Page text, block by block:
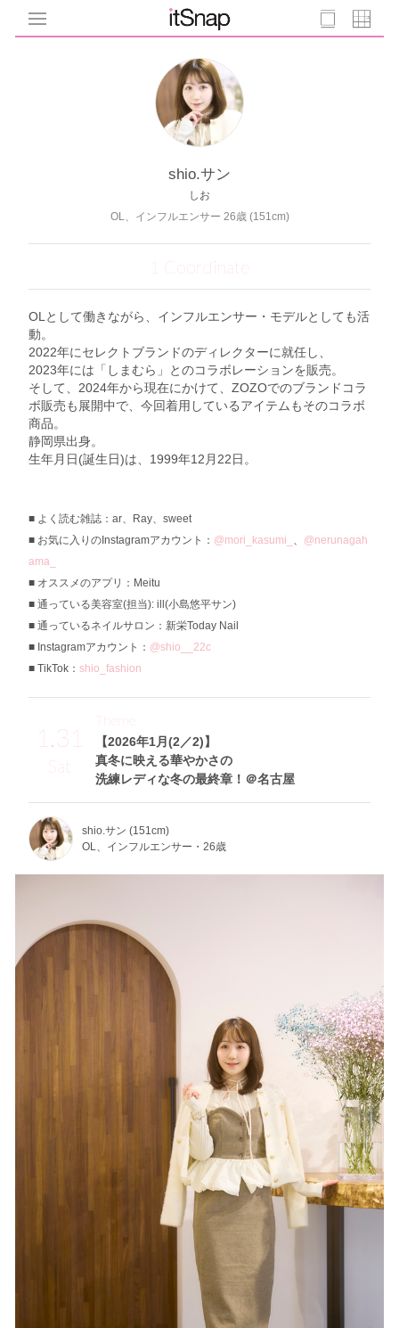
shio.サン
しお
OL、インフルエンサー 26歳 (151cm)
1 Coordinate
OLとして働きながら、インフルエンサー・モデルとしても活
動。
2022年にセレクトブランドのディレクターに就任し、
2023年には「しまむら」とのコラボレーションを販売。
そして、2024年から現在にかけて、ZOZOでのブランドコラ
ボ販売も展開中で、今回着用しているアイテムもそのコラボ
商品。
静岡県出身。
生年月日(誕生日)は、1999年12月22日。
よく読む雑誌：ar、Ray、sweet
お気に入りのInstagramアカウント： @mori_kasumi_ 、 @nerunagah
ama_
オススメのアプリ：Meitu
通っている美容室(担当): ill(小島悠平サン)
通っているネイルサロン：新栄Today Nail
Instagramアカウント： @shio__22c
TikTok： shio_fashion
1.31
Sat
【2026年1月(2／2)】
真冬に映える華やかさの
洗練レディな冬の最終章！＠名古屋
Theme
shio.サン (151cm)
OL、インフルエンサー・26歳